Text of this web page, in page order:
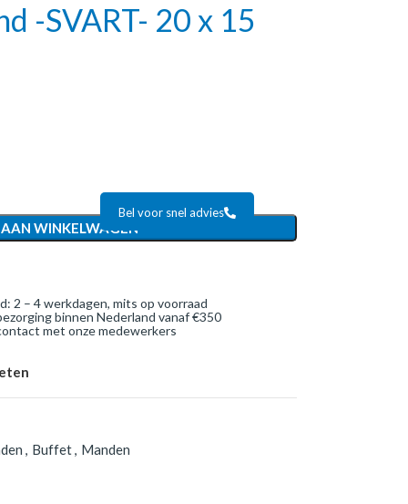
-SVART- 20 x 15
WINKELWAGEN
Bel voor snel advies
2 – 4 werkdagen, mits op voorraad
binnen Nederland vanaf €350
met onze medewerkers
, Buffet, Manden